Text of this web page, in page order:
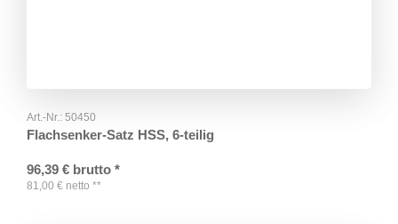
Art.-Nr.: 50450
Flachsenker-Satz HSS, 6-teilig
96,39 € brutto *
81,00 € netto **